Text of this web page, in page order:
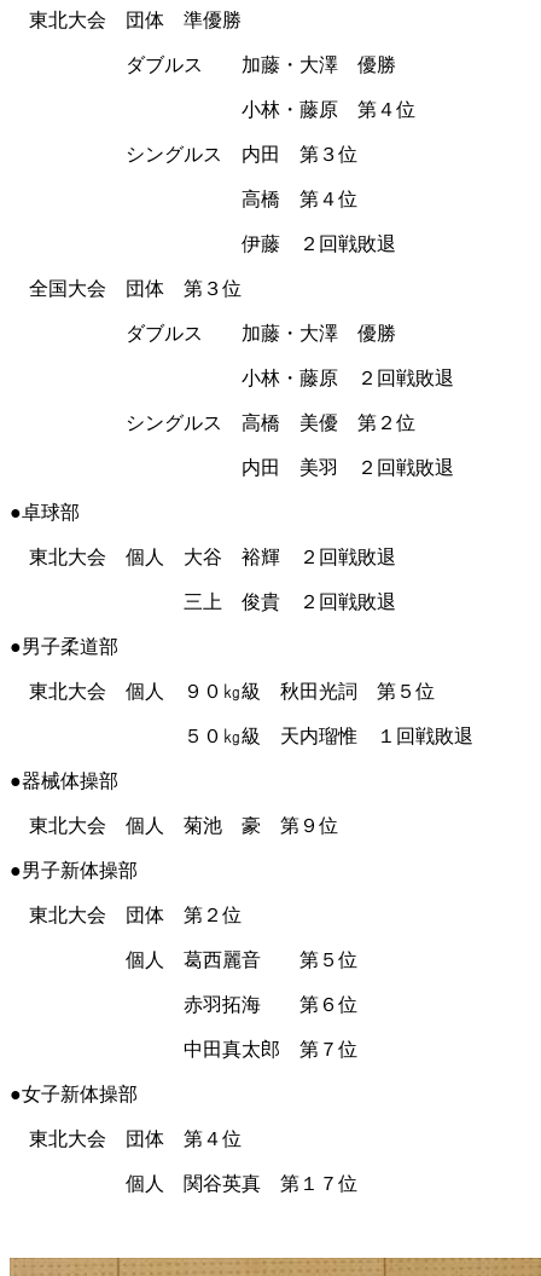
東北大会 団体 準優勝
ダブルス 加藤・大澤 優勝
小林・藤原 第４位
シングルス 内田 第３位
高橋 第４位
伊藤 ２回戦敗退
全国大会 団体 第３位
ダブルス 加藤・大澤 優勝
小林・藤原 ２回戦敗退
シングルス 高橋 美優 第２位
内田 美羽 ２回戦敗退
●卓球部
東北大会 個人 大谷 裕輝 ２回戦敗退
三上 俊貴 ２回戦敗退
●男子柔道部
東北大会 個人 ９０㎏級 秋田光詞 第５位
５０㎏級 天内瑠惟 １回戦敗退
●器械体操部
東北大会 個人 菊池 豪 第９位
●男子新体操部
東北大会 団体 第２位
個人 葛西麗音 第５位
赤羽拓海 第６位
中田真太郎 第７位
●女子新体操部
東北大会 団体 第４位
個人 関谷英真 第１７位